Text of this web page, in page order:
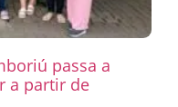
passa a
a partir de